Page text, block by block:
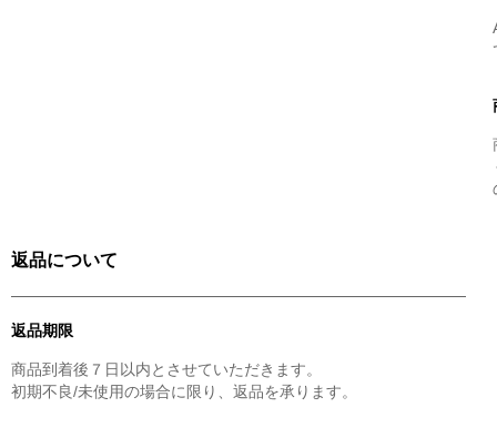
返品について
返品期限
商品到着後７日以内とさせていただきます。
初期不良/未使用の場合に限り、返品を承ります。